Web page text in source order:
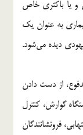
و یا باکتری خاص
به عنوان یک
دیده می‌شود.
از دست دادن
گوارش، کنترل
فرونشانندگان